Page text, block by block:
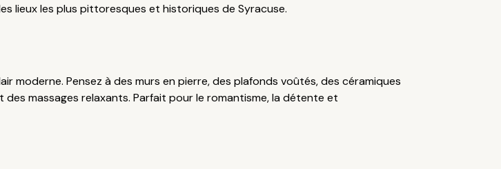
lieux les plus pittoresques et historiques de Syracuse.
moderne. Pensez à des murs en pierre, des plafonds voûtés, des céramiques
massages relaxants. Parfait pour le romantisme, la détente et